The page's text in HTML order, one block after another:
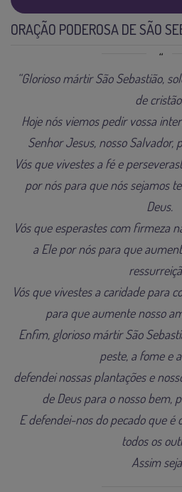
ORAÇÃO PODEROSA DE SÃO
“Glorioso mártir São Sebastião,
de cristão.
Hoje nós viemos pedir vossa
Senhor Jesus, nosso Salvador,
Vós que vivestes a fé e
por nós para que nós sejamos
Deus.
Vós que esperastes com firmeza
a Ele por nós para que
Vós que vivestes a caridade para
para que aumente nosso
Enfim, glorioso mártir São
peste, a fome e
defendei nossas plantações e
de Deus para o nosso bem,
E defendei-nos do pecado que é
todos os
Assim